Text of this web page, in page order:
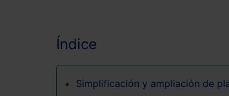
Índice
Simplificación y ampliación de